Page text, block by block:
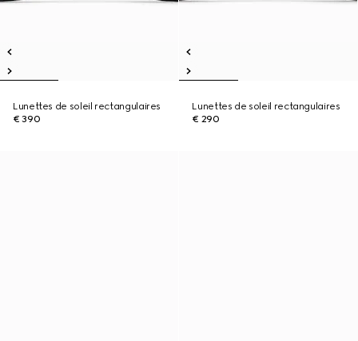
Lunettes de soleil rectangulaires
€ 390
Lunettes de soleil rectangulaires
€ 290